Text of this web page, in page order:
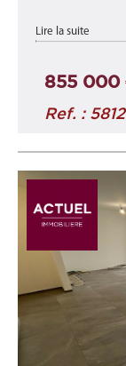
Appartement
décomposant
Lire la suite
855 000
Ref. : 5812